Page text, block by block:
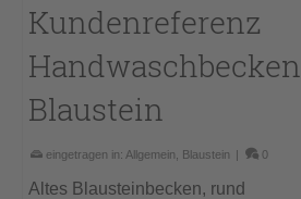
Kundenreferenz
Handwaschbecken
Blaustein
eingetragen in: Allgemein Blaustein | 0
Altes Blausteinbecken, rund